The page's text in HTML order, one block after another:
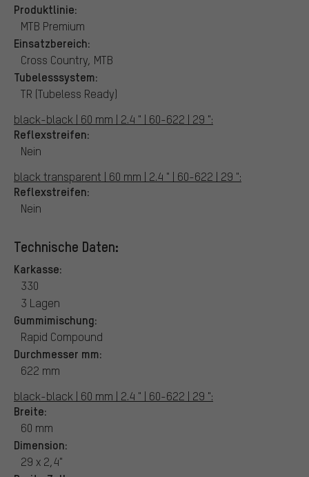
Produktlinie:
MTB Premium
Einsatzbereich:
Cross Country, MTB
Tubelesssystem:
TR (Tubeless Ready)
black-black | 60 mm | 2.4 " | 60-622 | 29 ":
Reflexstreifen:
Nein
black transparent | 60 mm | 2.4 " | 60-622 | 29 ":
Reflexstreifen:
Nein
Technische Daten:
Karkasse:
330
3 Lagen
Gummimischung:
Rapid Compound
Durchmesser mm:
622 mm
black-black | 60 mm | 2.4 " | 60-622 | 29 ":
Breite:
60 mm
Dimension:
29 x 2,4"